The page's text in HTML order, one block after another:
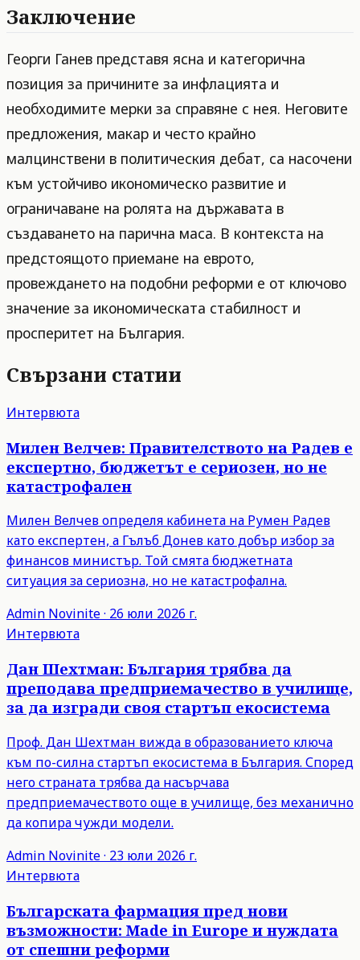
Заключение
Георги Ганев представя ясна и категорична
позиция за причините за инфлацията и
необходимите мерки за справяне с нея. Неговите
предложения, макар и често крайно
малцинствени в политическия дебат, са насочени
към устойчиво икономическо развитие и
ограничаване на ролята на държавата в
създаването на парична маса. В контекста на
предстоящото приемане на еврото,
провеждането на подобни реформи е от ключово
значение за икономическата стабилност и
просперитет на България.
Свързани статии
Интервюта
Милен Велчев: Правителството на Радев е
експертно, бюджетът е сериозен, но не
катастрофален
Милен Велчев определя кабинета на Румен Радев
като експертен, а Гълъб Донев като добър избор за
финансов министър. Той смята бюджетната
ситуация за сериозна, но не катастрофална.
Admin Novinite· 26 юли 2026 г.
Интервюта
Дан Шехтман: България трябва да
преподава предприемачество в училище,
за да изгради своя стартъп екосистема
Проф. Дан Шехтман вижда в образованието ключа
към по-силна стартъп екосистема в България. Според
него страната трябва да насърчава
предприемачеството още в училище, без механично
да копира чужди модели.
Admin Novinite· 23 юли 2026 г.
Интервюта
Българската фармация пред нови
възможности: Made in Europe и нуждата
от спешни реформи